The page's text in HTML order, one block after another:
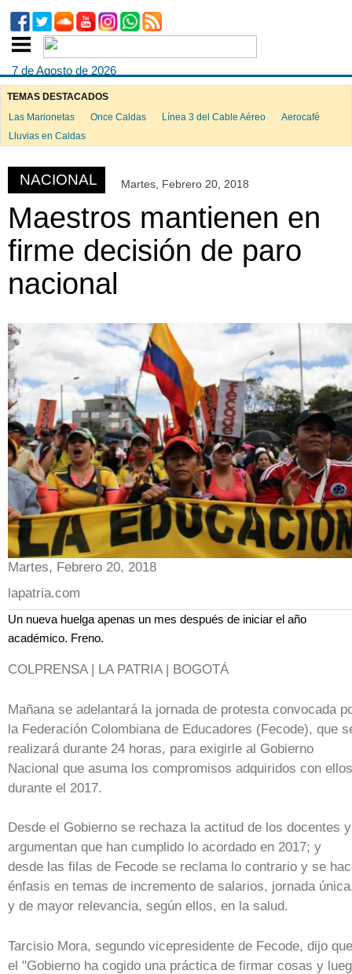
7 de Agosto de 2026
TEMAS DESTACADOS
Las Marionetas
Once Caldas Línea 3 del Cable Aéreo
Aerocafé
Lluvias en Caldas
NACIONAL Martes, Febrero 20, 2018
Maestros mantienen en
firme decisión de paro
nacional
Martes, Febrero 20, 2018
lapatria.com
Un nueva huelga apenas un mes después de iniciar el año
académico. Freno.
COLPRENSA | LA PATRIA | BOGOTÁ
Mañana se adelantará la jornada de protesta convocada
la Federación Colombiana de Educadores (Fecode), que
realizará durante 24 horas, para exigirle al Gobierno
Nacional que asuma los compromisos adquiridos con ellos
durante el 2017.
Desde el Gobierno se rechaza la actitud de los docentes y
argumentan que han cumplido lo acordado en 2017; y
desde las filas de Fecode se reclama lo contrario y se
énfasis en temas de incremento de salarios, jornada
y de mayor relevancia, según ellos, en la salud.
Tarcisio Mora, segundo vicepresidente de Fecode, dijo que
el "Gobierno ha cogido una práctica de firmar cosas y